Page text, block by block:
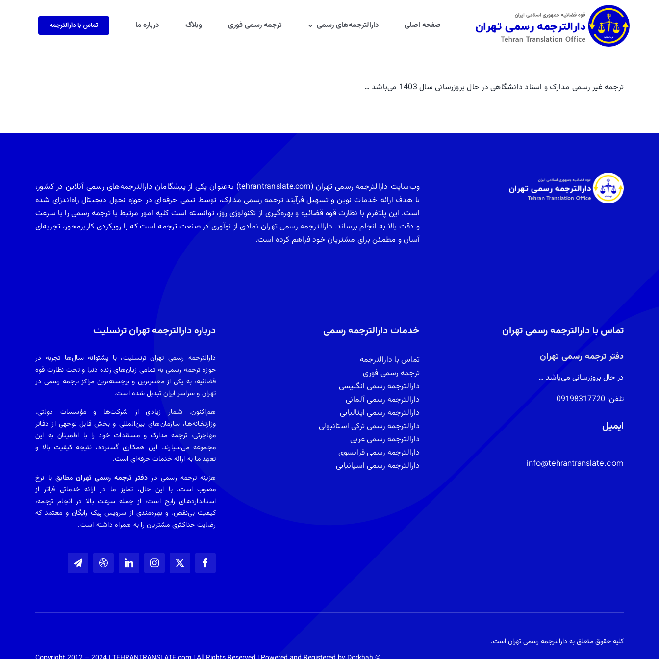
صفحه اصلی دارالترجمه‌های رسمی ترجمه رسمی فوری وبلاگ درباره ما تماس با دارالترجمه
ترجمه غیر رسمی مدارک و اسناد دانشگاهی در حال بروزرسانی سال 1403 می‌باشد …
وب‌سایت دارالترجمه رسمی تهران (tehrantranslate.com) به‌عنوان یکی از پیشگامان دارالترجمه‌های رسمی آنلاین در کشور،
با هدف ارائه خدمات نوین و تسهیل فرآیند ترجمه رسمی مدارک، توسط تیمی حرفه‌ای در حوزه نحول دیجیتال راه‌اندزای شده
است. این پلتفرم با نظارت قوه قضائیه و بهره‌گیری از تکنولوژی روز، توانسته است کلیه امور مرتبط با ترجمه رسمی را با سرعت
و دقت بالا به انجام برساند. دارالترجمه رسمی تهران نمادی از نوآوری در صنعت ترجمه است که با رویکردی کاربرمحور، تجربه‌ای
آسان و مطمئن برای مشتریان خود فراهم کرده است.
تماس با دارالترجمه رسمی تهران
دفتر ترجمه رسمی تهران
در حال بروزرسانی می‌باشد …
تلفن: 09198317720
ایمیل
info@tehrantranslate.com
خدمات دارالترجمه رسمی
تماس با دارالترجمه
ترجمه رسمی فوری
دارالترجمه رسمی انگلیسی
دارالترجمه رسمی آلمانی
دارالترجمه رسمی ایتالیایی
دارالترجمه رسمی ترکی استانبولی
دارالترجمه رسمی عربی
دارالترجمه رسمی فرانسوی
دارالترجمه رسمی اسپانیایی
درباره دارالترجمه تهران ترنسلیت
دارالترجمه رسمی تهران ترنسلیت، با پشتوانه سال‌ها تجربه در
حوزه ترجمه رسمی به تمامی زبان‌های زنده دنیا و تحت نظارت قوه
قضائیه، به یکی از معتبرترین و برجسته‌ترین مراکز ترجمه رسمی در
تهران و سراسر ایران تبدیل شده است.
هم‌اکنون، شمار زیادی از شرکت‌ها و مؤسسات دولتی،
وزارتخانه‌ها، سازمان‌های بین‌المللی و بخش قابل توجهی از دفاتر
مهاجرتی، ترجمه مدارک و مستندات خود را با اطمینان به این
مجموعه می‌سپارند. این همکاری گسترده، نتیجه کیفیت بالا و
تعهد ما به ارائه خدمات حرفه‌ای است.
هزینه ترجمه رسمی در دفتر ترجمه رسمی تهرانمطابق با نرخ
مصوب است. با این حال، تمایز ما در ارائه خدماتی فراتر از
استانداردهای رایج است؛ از جمله سرعت بالا در انجام ترجمه،
کیفیت بی‌نقص، و بهره‌مندی از سرویس پیک رایگان و معتمد که
رضایت حداکثری مشتریان را به همراه داشته است.
کلیه حقوق متعلق به دارالترجمه رسمی تهراناست.